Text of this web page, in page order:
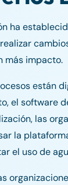
ha
más impacto.
están
el software
las
la
el uso de